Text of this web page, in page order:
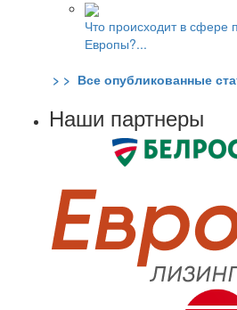
Что происходит в сфере
Европы?...
> > Все опубликованные
Наши партнеры